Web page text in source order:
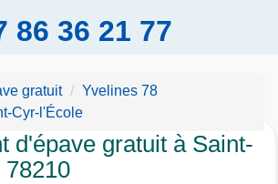
86 36 21 77
gratuit
Yvelines 78
Cyr-l'École
d'épave gratuit à Saint-